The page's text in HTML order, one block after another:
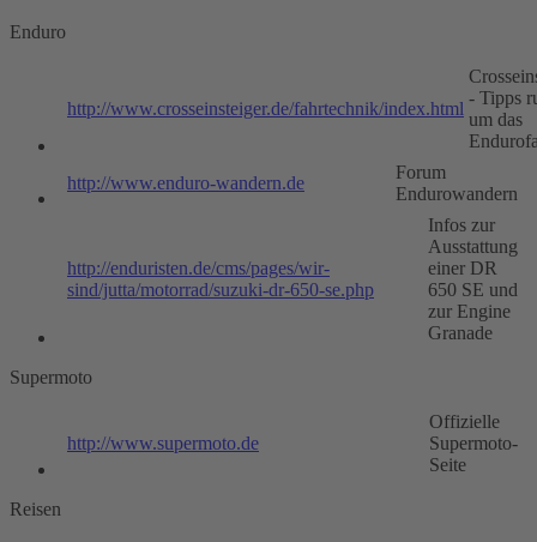
Enduro
http://www.crosseinsteiger.de/fahrtechnik/index.html
- Tipps
um das
http://www.enduro-wandern.de
Forum
Endurowandern
http://enduristen.de/cms/pages/wir-
sind/jutta/motorrad/suzuki-dr-650-se.php
Infos zur
Ausstattung
einer DR
650 SE und
zur Engine
Granade
Supermoto
http://www.supermoto.de
Offizielle
Supermoto-
Seite
Reisen